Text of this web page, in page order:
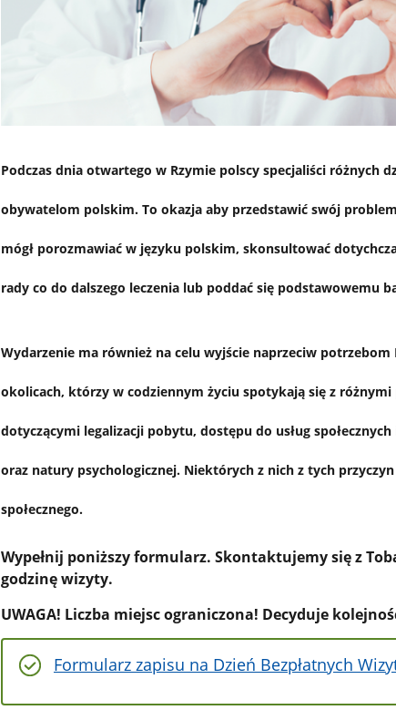
Podczas dnia otwartego w Rzymie polscy specjaliści różnych
obywatelom polskim. To okazja aby przedstawić swój
mógł porozmawiać w języku polskim, skonsultować
rady co do dalszego leczenia lub poddać się podstawowemu
Wydarzenie ma również na celu wyjście naprzeciw
okolicach, którzy w codziennym życiu spotykają się z
dotyczącymi legalizacji pobytu, dostępu do usług
oraz natury psychologicznej. Niektórych z nich z tych
społecznego.
Wypełnij poniższy formularz. Skontaktujemy się z
godzinę wizyty.
UWAGA! Liczba miejsc ograniczona! Decyduje
Formularz zapisu na Dzień Bezpłatnych